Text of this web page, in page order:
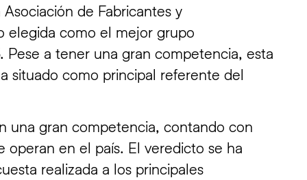
de Fabricantes y
elegida como el mejor grupo
a tener una gran competencia, esta
situado como principal referente del
una gran competencia, contando con
operan en el país. El veredicto se ha
realizada a los principales